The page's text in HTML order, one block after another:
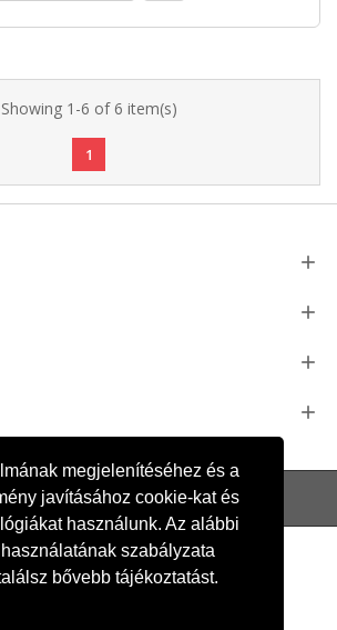
megjelenítéséhez és a
javításához cookie-kat és
használunk. Az alábbi
szabályzata
bővebb tájékoztatást.
Showing 1-6 of 6 item(s)
1
Contact Us Delivery Customer care